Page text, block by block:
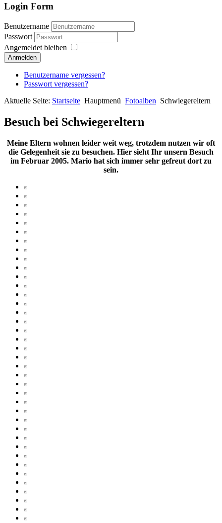
Login Form
Benutzername
Passwort
Angemeldet bleiben
Anmelden
Benutzername vergessen?
Passwort vergessen?
Aktuelle Seite: Startseite Hauptmenü Fotoalben Schwiegereltern
Besuch bei Schwiegereltern
Meine Eltern wohnen leider weit weg, trotzdem nutzen wir oft
die Gelegenheit sie zu besuchen. Hier sieht Ihr unsern Besuch
im Februar 2005. Mario hat sich immer sehr gefreut dort zu
sein.